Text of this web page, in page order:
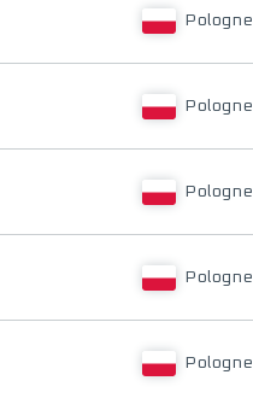
Pologne
Pologne
Pologne
Pologne
Pologne